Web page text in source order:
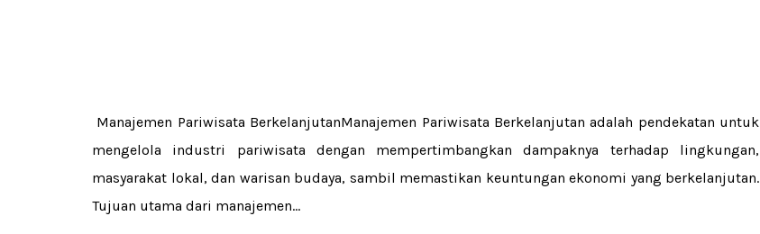
Manajemen Pariwisata BerkelanjutanManajemen Pariwisata Berkelanjutan adalah pendekatan untuk
mengelola industri pariwisata dengan mempertimbangkan dampaknya terhadap lingkungan,
masyarakat lokal, dan warisan budaya, sambil memastikan keuntungan ekonomi yang berkelanjutan.
Tujuan utama dari manajemen...